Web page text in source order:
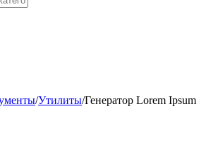
/Утилиты/Генератор Lorem Ipsum